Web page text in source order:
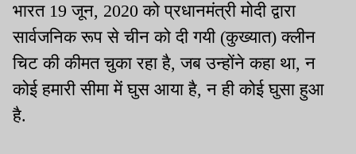
भारत 19 जून, 2020 को प्रधानमंत्री मोदी द्वारा
सार्वजनिक रूप से चीन को दी गयी (कुख्यात) क्लीन
चिट की कीमत चुका रहा है, जब उन्होंने कहा था, न
कोई हमारी सीमा में घुस आया है, न ही कोई घुसा हुआ
है.